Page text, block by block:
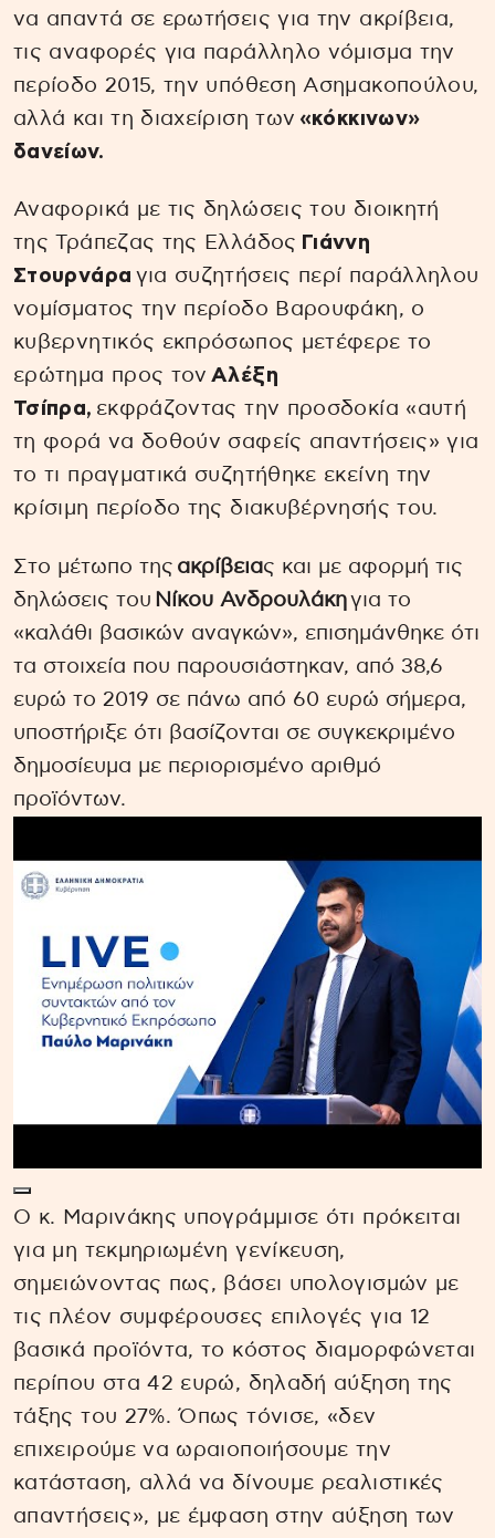
να απαντά σε ερωτήσεις για την ακρίβεια,
τις αναφορές για παράλληλο νόμισμα την
περίοδο 2015, την υπόθεση Ασημακοπούλου,
αλλά και τη διαχείριση των «κόκκινων»
δανείων.
Αναφορικά με τις δηλώσεις του διοικητή
της Τράπεζας της Ελλάδος Γιάννη
Στουρνάρα για συζητήσεις περί παράλληλου
νομίσματος την περίοδο Βαρουφάκη, ο
κυβερνητικός εκπρόσωπος μετέφερε το
ερώτημα προς τονΑλέξη
Τσίπρα, εκφράζοντας την προσδοκία «αυτή
τη φορά να δοθούν σαφείς απαντήσεις» για
το τι πραγματικά συζητήθηκε εκείνη την
κρίσιμη περίοδο της διακυβέρνησής του.
Στο μέτωπο της ακρίβειας και με αφορμή τις
δηλώσεις του Νίκου Ανδρουλάκηγια το
«καλάθι βασικών αναγκών», επισημάνθηκε ότι
τα στοιχεία που παρουσιάστηκαν, από 38,6
ευρώ το 2019 σε πάνω από 60 ευρώ σήμερα,
υποστήριξε ότι βασίζονται σε συγκεκριμένο
δημοσίευμα με περιορισμένο αριθμό
προϊόντων.
Ο κ. Μαρινάκης υπογράμμισε ότι πρόκειται
για μη τεκμηριωμένη γενίκευση,
σημειώνοντας πως, βάσει υπολογισμών με
τις πλέον συμφέρουσες επιλογές για 12
βασικά προϊόντα, το κόστος διαμορφώνεται
περίπου στα 42 ευρώ, δηλαδή αύξηση της
τάξης του 27%. Όπως τόνισε, «δεν
επιχειρούμε να ωραιοποιήσουμε την
κατάσταση, αλλά να δίνουμε ρεαλιστικές
απαντήσεις», με έμφαση στην αύξηση των